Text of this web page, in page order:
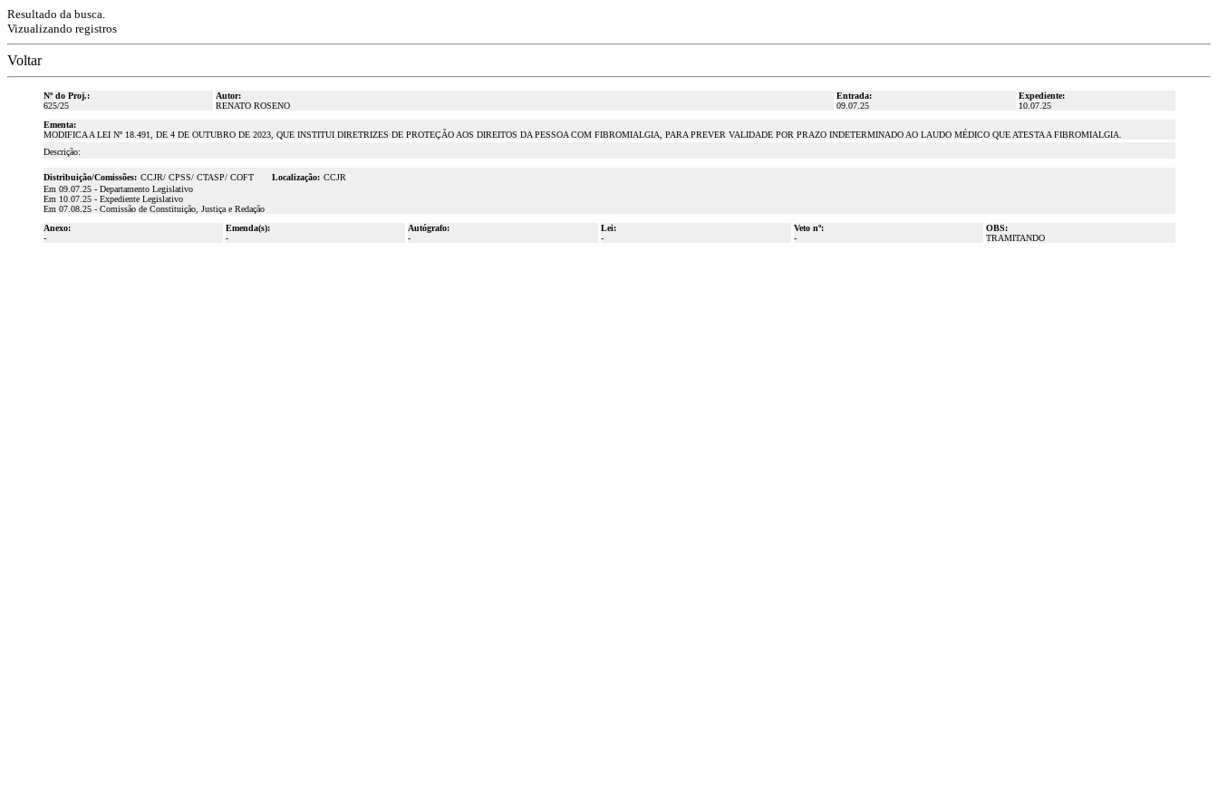
Resultado da busca.
Vizualizando registros
Voltar
Nº do Proj.:
625/25
Autor:
RENATO ROSENO
Entrada:
09.07.25
Expediente:
10.07.25
Ementa:
MODIFICA A LEI Nº 18.491, DE 4 DE OUTUBRO DE 2023, QUE INSTITUI DIRETRIZES DE PROTEÇÃO AOS DIREITOS DA PESSOA COM FIBROMIALGIA, PARA PREVER VALIDADE POR PRAZO INDETERMINADO AO LAUDO MÉDICO QUE ATESTA A FIBROMIALGIA.
Descrição:
Distribuição/Comissões: CCJR/ CPSS/ CTASP/ COFT Localização: CCJR
Em 09.07.25 - Departamento Legislativo
Em 10.07.25 - Expediente Legislativo
Em 07.08.25 - Comissão de Constituição, Justiça e Redação
Anexo:
-
Emenda(s):
-
Autógrafo:
-
Lei:
-
Veto nº:
-
OBS:
TRAMITANDO